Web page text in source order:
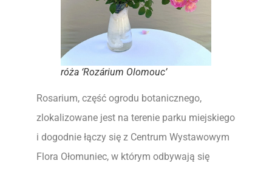
róża ‘Rozárium Olomouc’
Rosarium, część ogrodu botanicznego,
zlokalizowane jest na terenie parku miejskiego
i dogodnie łączy się z Centrum Wystawowym
Flora Ołomuniec, w którym odbywają się